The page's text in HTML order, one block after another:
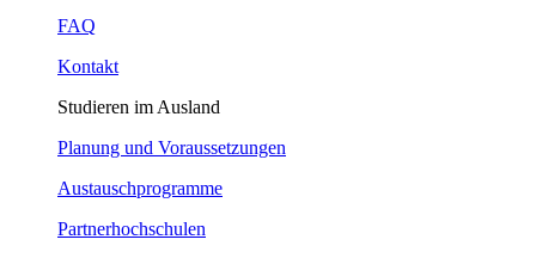
FAQ
Kontakt
Studieren im Ausland
Planung und Voraussetzungen
Austauschprogramme
Partnerhochschulen